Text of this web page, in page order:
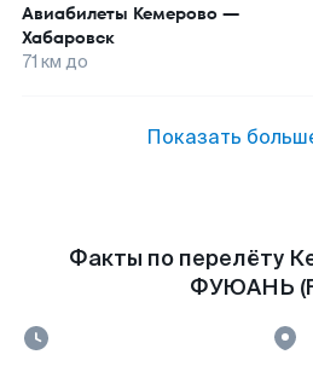
Авиабилеты Кемерово —
Хабаровск
71 км до
Показать
Факты по перелёту
ФУЮАНЬ